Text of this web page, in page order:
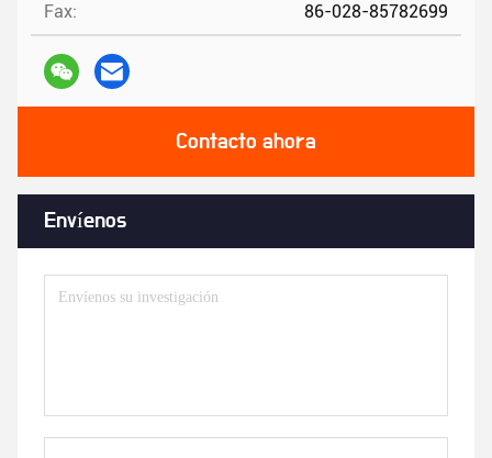
Fax: 86-028-85782699
Contacto ahora
Envíenos